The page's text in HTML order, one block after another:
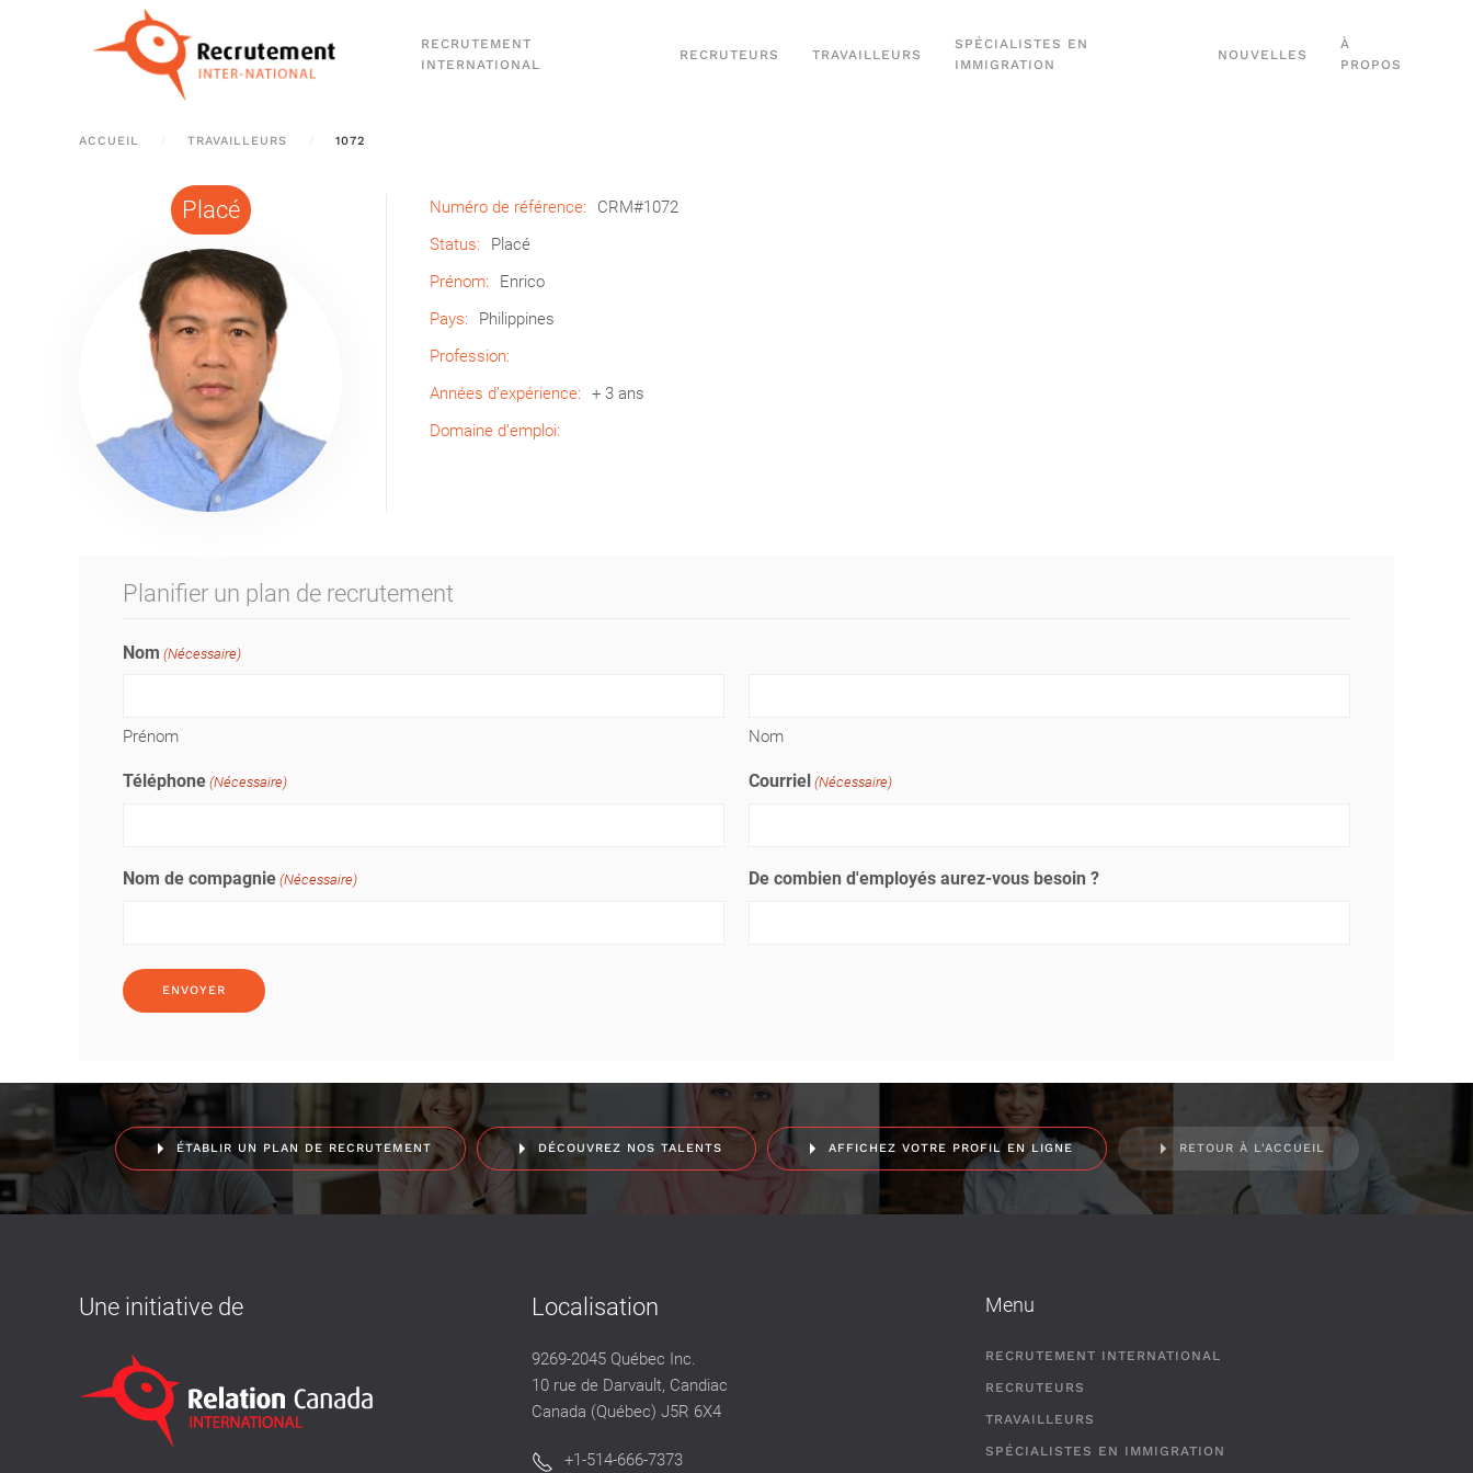
Passer au contenu principal
RECRUTEMENT
INTERNATIONAL
RECRUTEURS TRAVAILLEURS
SPÉCIALISTES EN
IMMIGRATION
NOUVELLES
À
PROPOS
ACCUEIL TRAVAILLEURS 1072
Placé Numéro de référence:
CRM#1072
Status:
Placé
Prénom:
Enrico
Pays:
Philippines
Profession:
Années d’expérience:
+ 3 ans
Domaine d’emploi:
Planifier un plan de recrutement
Nom (Nécessaire)
Prénom Nom
Téléphone (Nécessaire) Courriel (Nécessaire)
Nom de compagnie (Nécessaire) De combien d'employés aurez-vous besoin ?
ÉTABLIR UN PLAN DE RECRUTEMENT DÉCOUVREZ NOS TALENTS AFFICHEZ VOTRE PROFIL EN LIGNE RETOUR À L'ACCUEIL
Une initiative de Localisation
9269-2045 Québec Inc.
10 rue de Darvault, Candiac
Canada (Québec) J5R 6X4
+1-514-666-7373
Menu
RECRUTEMENT INTERNATIONAL
RECRUTEURS
TRAVAILLEURS
SPÉCIALISTES EN IMMIGRATION